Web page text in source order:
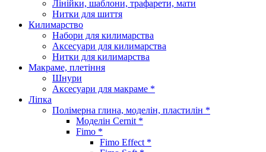
Лінійки, шаблони, трафарети, мати
Нитки для шиття
Килимарство
Набори для килимарства
Аксесуари для килимарства
Нитки для килимарства
Макраме, плетіння
Шнури
Аксесуари для макраме *
Ліпка
Полімерна глина, моделін, пластилін *
Моделін Cernit *
Fimo *
Fimo Effect *